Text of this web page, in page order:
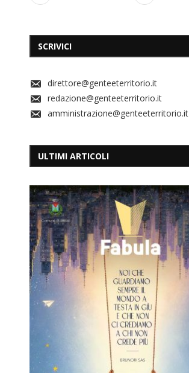
SCRIVICI
direttore@genteeterritorio.it
redazione@genteeterritorio.it
amministrazione@genteeterritorio.it
ULTIMI ARTICOLI